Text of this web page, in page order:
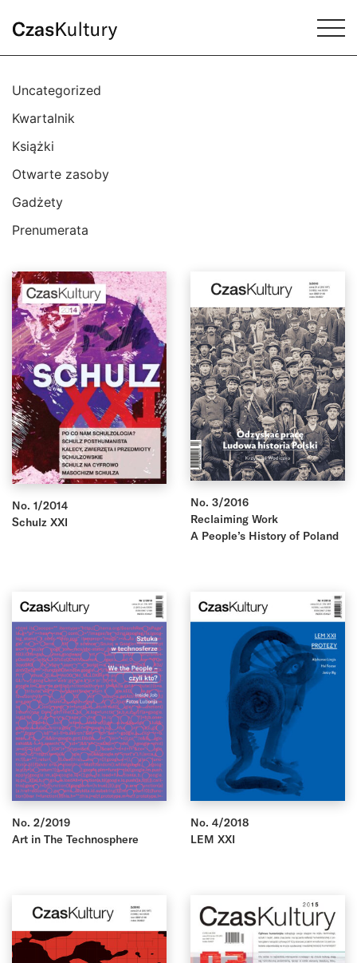
Uncategorized
Kwartalnik
Książki
Otwarte zasoby
Gadżety
Prenumerata
No. 1/2014
Schulz XXI
No. 3/2016
Reclaiming Work
A People’s History of Poland
No. 2/2019
Art in The Technosphere
No. 4/2018
LEM XXI